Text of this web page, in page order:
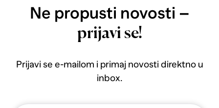
Ne propusti novosti –
prijavi se!
Prijavi se e-mailom i primaj novosti direktno u
inbox.